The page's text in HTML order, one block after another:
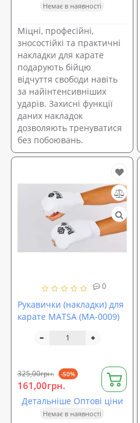
Немає в наявності
Міцні, професійні,
зносостійкі та практичні
накладки для карате
подарують бійцю
відчуття свободи навіть
за найінтенсивніших
ударів. Захисні функції
даних накладок
дозволяють тренуватися
без побоювань.
0
Рукавички (накладки) для
карате MATSA (MA-0009)
325,00грн. -50%
161,00грн.
Детальніше Оптові ціни
Немає в наявності